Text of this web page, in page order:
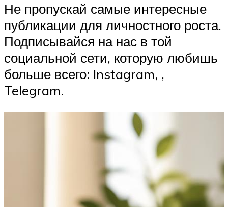
Не пропускай самые интересные
публикации для личностного роста.
Подписывайся на нас в той
социальной сети, которую любишь
больше всего: Instagram, ,
Telegram.